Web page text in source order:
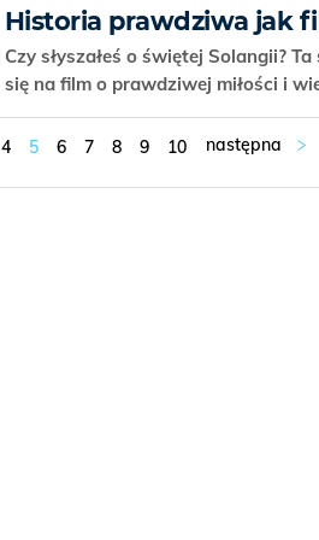
Historia prawdziwa jak
Czy słyszałeś o świętej Solangii?
się na film o prawdziwej miłości i
4 5 6 7 8 9 10